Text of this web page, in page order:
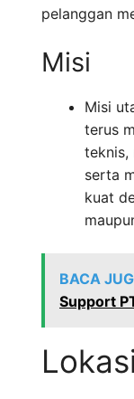
pelanggan
Misi
Misi
terus
teknis,
serta
kuat
BACA
Support